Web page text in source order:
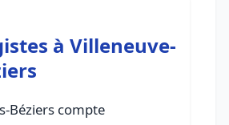
à Villeneuve-
Béziers compte